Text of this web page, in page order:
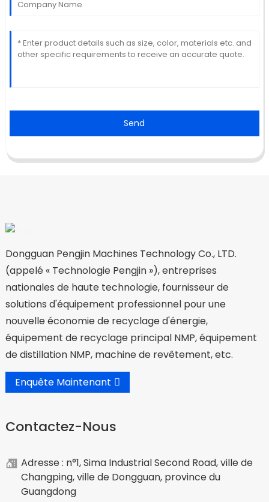
Send
Dongguan Pengjin Machines Technology Co., LTD.
(appelé « Technologie Pengjin »), entreprises
nationales de haute technologie, fournisseur de
solutions d'équipement professionnel pour une
nouvelle économie de recyclage d'énergie,
équipement de recyclage principal NMP, équipement
de distillation NMP, machine de revêtement, etc.
Enquête Maintenant
Contactez-Nous
Adresse : n°1, Sima Industrial Second Road, ville de
Changping, ville de Dongguan, province du
Guangdong